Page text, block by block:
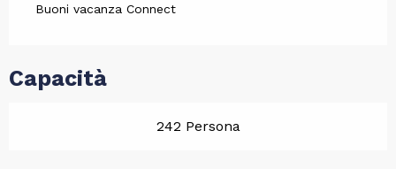
Buoni vacanza Connect
Capacità
242 Persona